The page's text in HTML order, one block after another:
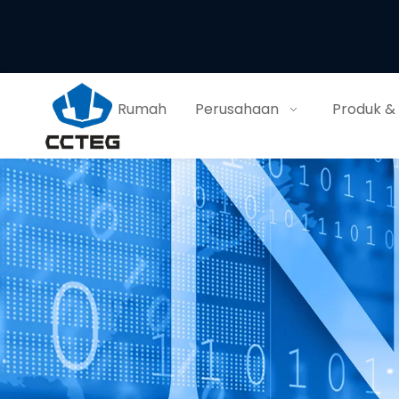
Rumah Perusahaan Produk